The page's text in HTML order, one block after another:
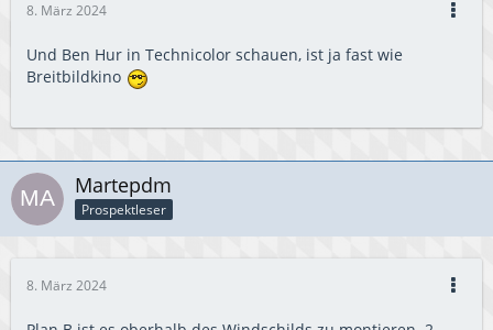
8. März 2024
Und Ben Hur in Technicolor schauen, ist ja fast wie
Breitbildkino
Martepdm
Prospektleser
8. März 2024